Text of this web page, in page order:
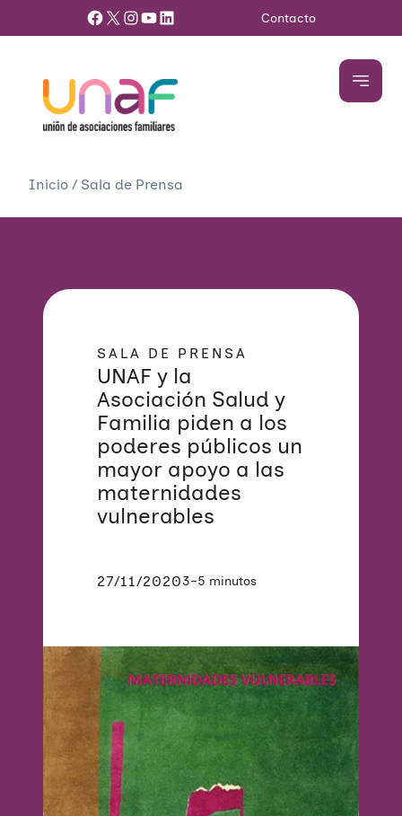
Facebook X InstagramYouTube LinkedIn Contacto
Inicio / Sala de Prensa
SALA DE PRENSA
UNAF y la
Asociación Salud y
Familia piden a los
poderes públicos un
mayor apoyo a las
maternidades
vulnerables
27/11/20203–5 minutos